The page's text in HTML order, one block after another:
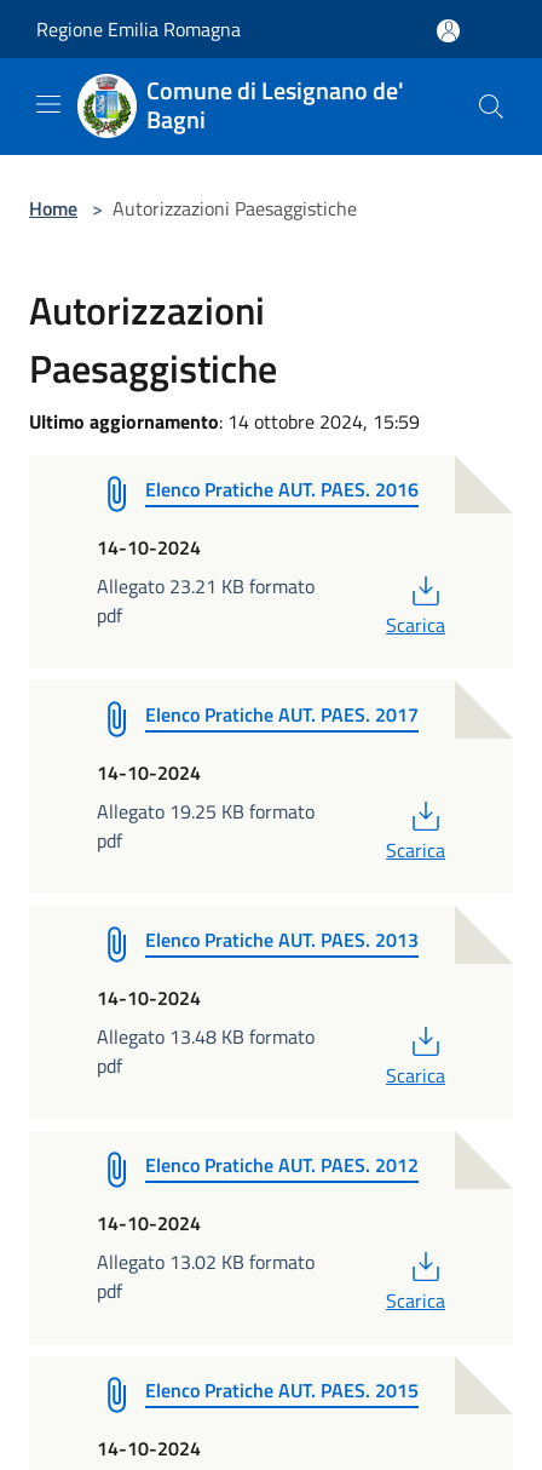
Regione Emilia Romagna
Comune di Lesignano de'
Bagni
Home > Autorizzazioni Paesaggistiche
Autorizzazioni
Paesaggistiche
Ultimo aggiornamento: 14 ottobre 2024, 15:59
Elenco Pratiche AUT. PAES. 2016
14-10-2024
Allegato 23.21 KB formato
pdf
Scarica
Elenco Pratiche AUT. PAES. 2017
14-10-2024
Allegato 19.25 KB formato
pdf
Scarica
Elenco Pratiche AUT. PAES. 2013
14-10-2024
Allegato 13.48 KB formato
pdf
Scarica
Elenco Pratiche AUT. PAES. 2012
14-10-2024
Allegato 13.02 KB formato
pdf
Scarica
Elenco Pratiche AUT. PAES. 2015
14-10-2024